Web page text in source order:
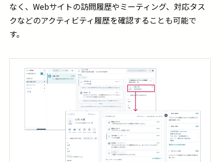
なく、Webサイトの訪問履歴やミーティング、対応タス
クなどのアクティビティ履歴を確認することも可能で
す。